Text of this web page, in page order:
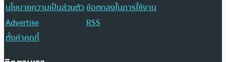
นโยบายความเป็นส่วนตัวข้อตกลงในการใช้งาน
Advertise
RSS
ตั้งค่าคุกกี้